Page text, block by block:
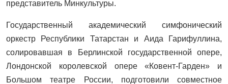
представитель Минкультуры.
Государственный академический симфонический
оркестр Республики Татарстан и Аида Гарифуллина,
солировавшая в Берлинской государственной опере,
Лондонской королевской опере «Ковент-Гарден» и
Большом театре России, подготовили совместное